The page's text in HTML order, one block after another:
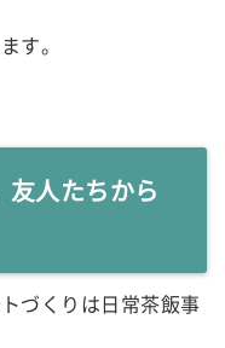
す。
友人たちから
づくりは日常茶飯事